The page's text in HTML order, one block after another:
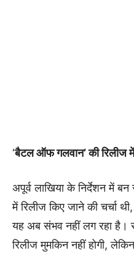
‘बैटल ऑफ गलवान’ की रिलीज में
अपूर्व लाखिया के निर्देशन में
में रिलीज किए जाने की चर्चा
यह अब संभव नहीं लग रहा है।
रिलीज मुमकिन नहीं होगी,